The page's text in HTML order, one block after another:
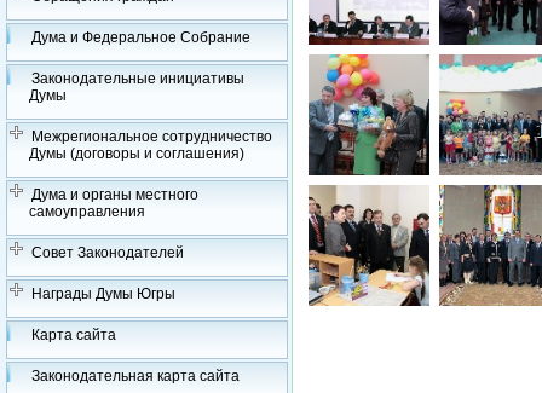
Дума и Федеральное Собрание
Законодательные инициативы
Думы
Межрегиональное сотрудничество
Думы (договоры и соглашения)
Дума и органы местного
самоуправления
Совет Законодателей
Награды Думы Югры
Карта сайта
Законодательная карта сайта